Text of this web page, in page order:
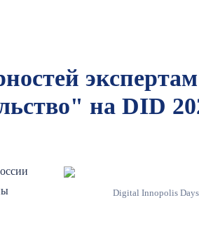
экспертам
на DID
Digital Innopolis